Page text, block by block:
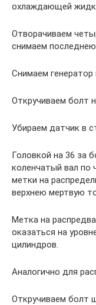
охлаждающей
Отворачиваем
снимаем
Снимаем генератор
Откручиваем болт
Убираем датчик в
Головкой на 36 за
коленчатый вал по
метки на
верхнею мертвую
Метка на
оказаться на
цилиндров.
Аналогично для
Откручиваем болт